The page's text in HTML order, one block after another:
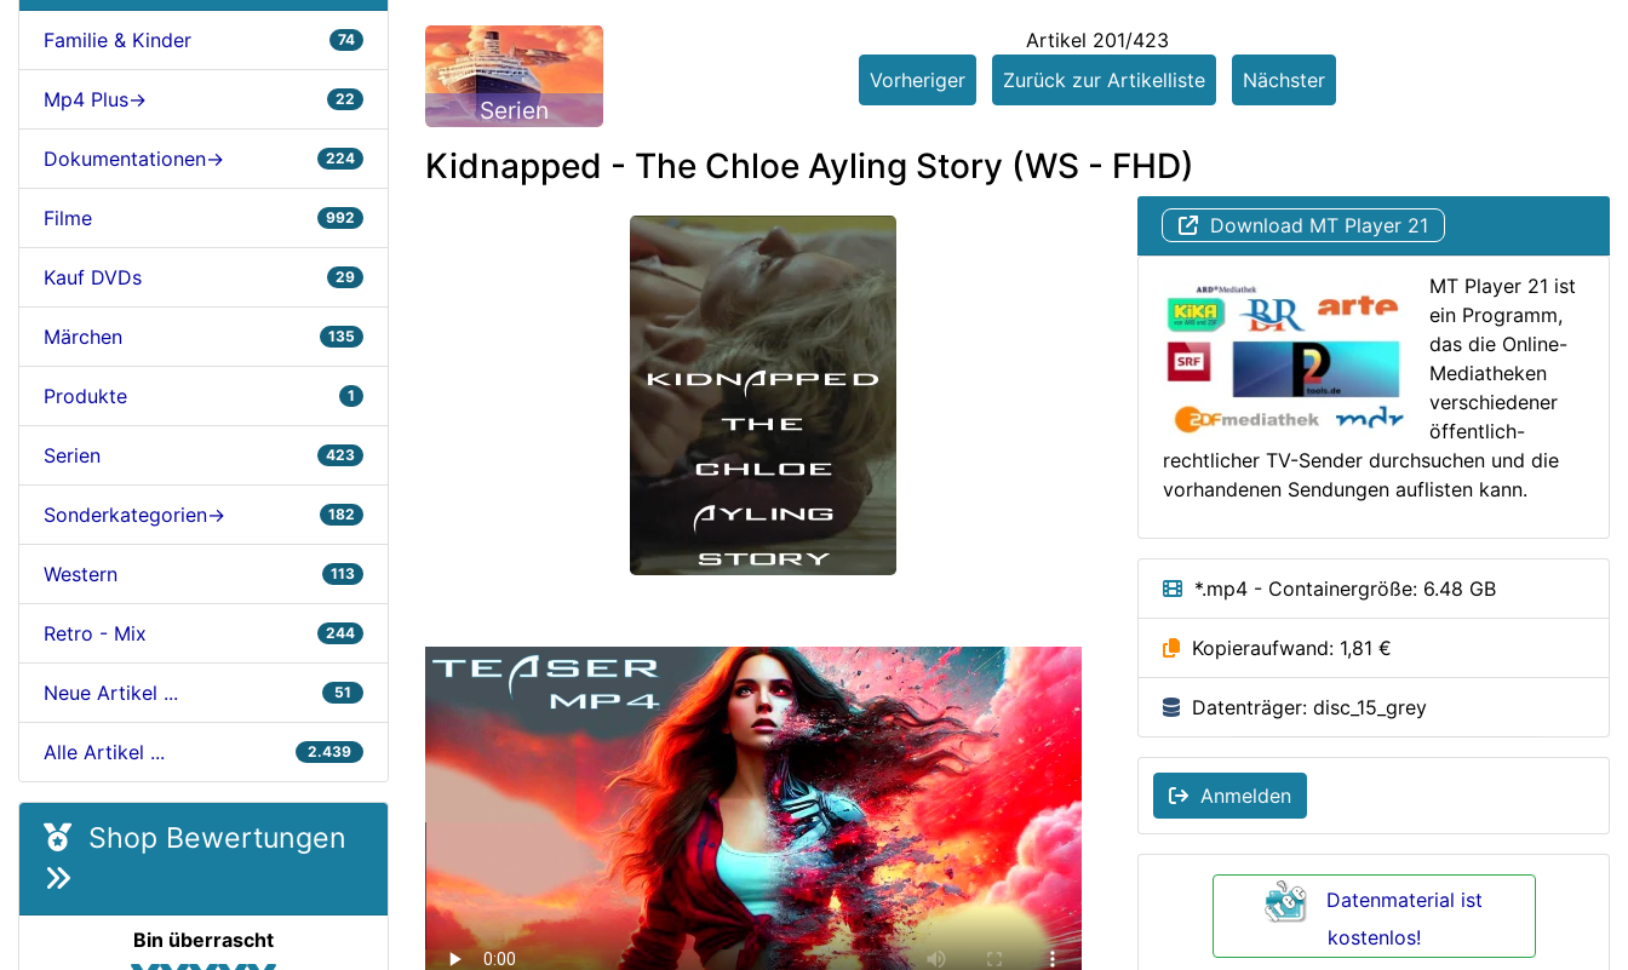
Familie & Kinder 74
Mp4 Plus-> 22
Dokumentationen-> 224
Filme 992
Kauf DVDs 29
Märchen 135
Produkte 1
Serien 423
Sonderkategorien-> 182
Western 113
Retro - Mix 244
Neue Artikel ... 51
Alle Artikel ... 2.439
Shop Bewertungen
Bin überrascht
Serien
Artikel 201/423
Vorheriger
Zurück zur Artikelliste Nächster
Kidnapped - The Chloe Ayling Story (WS - FHD)
Download MT Player 21
MT Player 21 ist
ein Programm,
das die Online-
Mediatheken
verschiedener
öffentlich-
rechtlicher TV-Sender durchsuchen und die
vorhandenen Sendungen auflisten kann.
*.mp4 - Containergröße: 6.48 GB
Kopieraufwand: 1,81 €
Datenträger: disc_15_grey
Anmelden
Datenmaterial ist
kostenlos!